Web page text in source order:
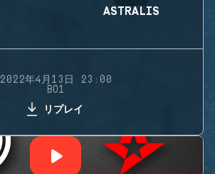
ASTRALIS
2022年4月13日 23:00
BO1
リプレイ